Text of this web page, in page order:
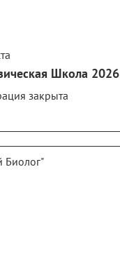
Школа 2026
закрыта